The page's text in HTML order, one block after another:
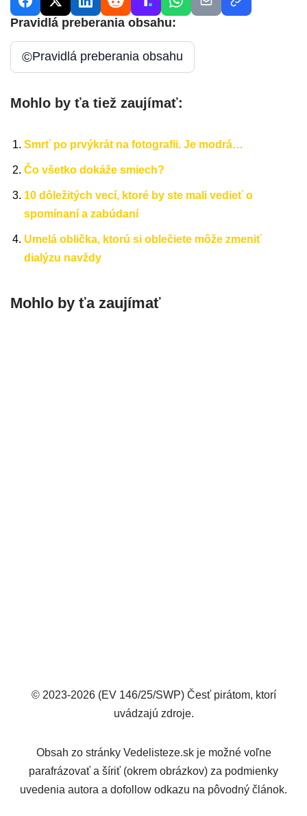
Pravidlá preberania obsahu:
©Pravidlá preberania obsahu
Mohlo by ťa tiež zaujímať:
Smrť po prvýkrát na fotografii. Je modrá…
Čo všetko dokáže smiech?
10 dôležitých vecí, ktoré by ste mali vedieť o
spomínaní a zabúdaní
Umelá oblička, ktorú si oblečiete môže zmeniť
dialýzu navždy
Mohlo by ťa zaujímať
© 2023-2026 (EV 146/25/SWP) Česť pirátom, ktorí
uvádzajú zdroje.
Obsah zo stránky Vedelisteze.sk je možné voľne
parafrázovať a šíriť (okrem obrázkov) za podmienky
uvedenia autora a dofollow odkazu na pôvodný článok.